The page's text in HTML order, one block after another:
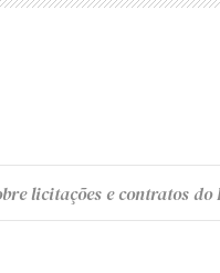
licitações e contratos do